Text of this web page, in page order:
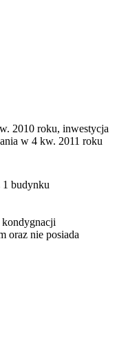
2010 roku, inwestycja
w 4 kw. 2011 roku
1 budynku
oraz nie posiada